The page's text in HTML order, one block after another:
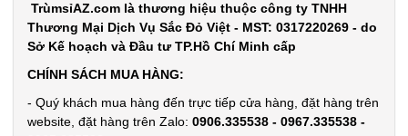
TrùmsỉAZ.com là thương hiệu thuộc công ty TNHH
Thương Mại Dịch Vụ Sắc Đỏ Việt - MST: 0317220269 - do
Sở Kế hoạch và Đầu tư TP.Hồ Chí Minh cấp
CHÍNH SÁCH MUA HÀNG:
- Quý khách mua hàng đến trực tiếp cửa hàng, đặt hàng trên
website, đặt hàng trên Zalo: 0906.335538 - 0967.335538 -
Mã T65S
32.000 đ